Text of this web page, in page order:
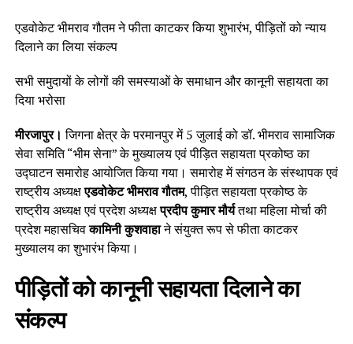
एडवोकेट भीमराव गौतम ने फीता काटकर किया शुभारंभ, पीड़ितों को न्याय
दिलाने का लिया संकल्प
सभी समुदायों के लोगों की समस्याओं के समाधान और कानूनी सहायता का
दिया भरोसा
मीरजापुर। जिगना क्षेत्र के परमानपुर में 5 जुलाई को डॉ. भीमराव सामाजिक
सेवा समिति “भीम सेना” के मुख्यालय एवं पीड़ित सहायता प्रकोष्ठ का
उद्घाटन समारोह आयोजित किया गया। समारोह में संगठन के संस्थापक एवं
राष्ट्रीय अध्यक्षएडवोकेट भीमराव गौतम, पीड़ित सहायता प्रकोष्ठ के
राष्ट्रीय अध्यक्ष एवं प्रदेश अध्यक्षप्रदीप कुमार मौर्यतथा महिला मोर्चा की
प्रदेश महासचिवकामिनी कुशवाहाने संयुक्त रूप से फीता काटकर
मुख्यालय का शुभारंभ किया।
पीड़ितों को कानूनी सहायता दिलाने का
संकल्प